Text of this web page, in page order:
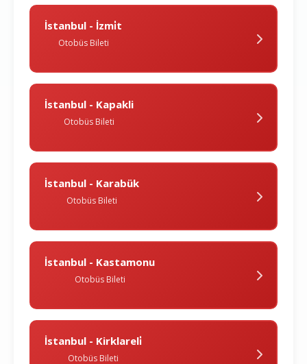
İstanbul - İzmi̇t
Otobüs Bileti
İstanbul - Kapakli
Otobüs Bileti
İstanbul - Karabük
Otobüs Bileti
İstanbul - Kastamonu
Otobüs Bileti
İstanbul - Kirklareli̇
Otobüs Bileti